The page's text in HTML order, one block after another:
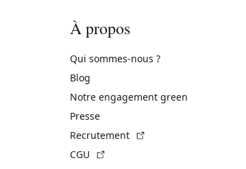
À propos
Qui sommes-nous ?
Blog
Notre engagement green
Presse
Recrutement
CGU